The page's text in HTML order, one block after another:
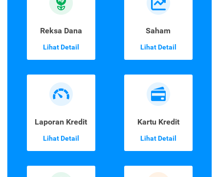
Reksa Dana
Lihat Detail
Saham
Lihat Detail
Laporan Kredit
Lihat Detail
Kartu Kredit
Lihat Detail